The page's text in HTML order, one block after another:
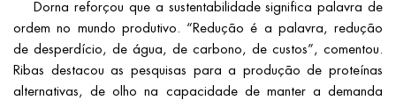
Dorna reforçou que a sustentabilidade significa palavra de
ordem no mundo produtivo. “Redução é a palavra, redução
de desperdício, de água, de carbono, de custos”, comentou.
Ribas destacou as pesquisas para a produção de proteínas
alternativas, de olho na capacidade de manter a demanda